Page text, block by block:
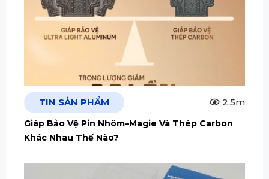
TIN SẢN PHẨM 2.5m
Giáp Bảo Vệ Pin Nhôm–Magie Và Thép Carbon
Khác Nhau Thế Nào?